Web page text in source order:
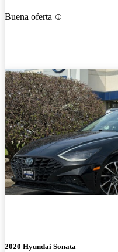
Buena oferta
2020 Hyundai Sonata